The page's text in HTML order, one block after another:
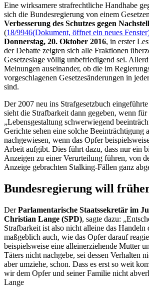
Eine wirksamere strafrechtliche Handhabe
sich die Bundesregierung von einem
Verbesserung des Schutzes gegen
(18/9946(Dokument, öffnet ein neues
Donnerstag, 20. Oktober 2016, in erster
der Debatte zeigten sich alle Fraktionen
Gesetzeslage völlig unbefriedigend sei.
Meinungen auseinander, ob die im
vorgeschlagenen Gesetzesänderungen in
sind.
Der 2007 neu ins Strafgesetzbuch eingeführte
sieht die Strafbarkeit dann gegeben, wenn
„Lebensgestaltung schwerwiegend
Gerichte sehen eine solche Beeinträchtigung
nachgewiesen, wenn das Opfer
Arbeit aufgibt. Dies führt dazu, dass nur ein
Anzeigen zu einer Verurteilung führen, von
Anzeige gebrachten Stalking-Fällen ganz
Bundesregierung will
DerParlamentarische Staatssekretär im
Christian Lange (SPD), sagte dazu:
Strafbarkeit ist also nicht alleine das Handeln
maßgeblich auch, wie das Opfer darauf
beispielsweise eine alleinerziehende Mutter
Täters nicht nachgebe, sei dessen Verhalten
aber umziehe, schon. Dass es erst so weit
wir dem Opfer und seiner Familie nicht
Lange